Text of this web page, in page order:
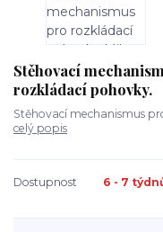
Stěhovací
rozkládací pohovky.
Stěhovací mechanismus
celý popis
Dostupnost 6 - 7